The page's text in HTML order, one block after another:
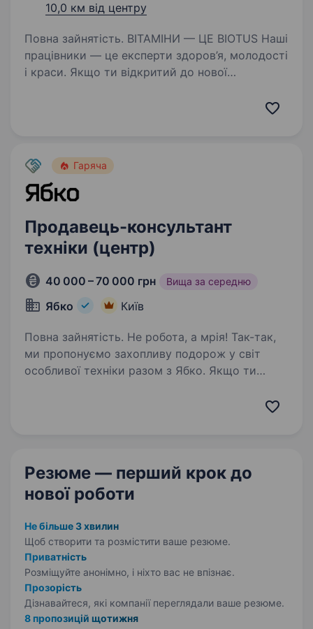
10,0 км від центру
Повна зайнятість. ВІТАМІНИ — ЦЕ BIOTUS Наші
працівники — це експерти здоров’я, молодості
і краси. Якщо ти відкритий до нової
здорового харчування, краси та молодості,
Гаряча
Продавець-консультант
техніки (центр)
40 000 – 70 000 грн Вища за середню
Ябко Київ
Повна зайнятість. Не робота, а мрія! Так-так,
ми пропонуємо захопливу подорож у світ
особливої техніки разом з Ябко. Якщо ти
подарунки та бачити щастя в очах клієнтів —
Резюме — перший крок до
нової роботи
Не більше 3 хвилин
Щоб створити та розмістити ваше резюме.
Приватність
Розміщуйте анонімно, і ніхто вас не впізнає.
Прозорість
Дізнавайтеся, які компанії переглядали ваше резюме.
8 пропозицій щотижня